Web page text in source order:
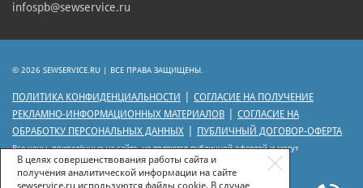
infospb@sewservice.ru
© 2026 SEWSERVICE.RU | ВСЕ ПРАВА ЗАЩИЩЕНЫ.
ПОЛИТИКА КОНФИДЕНЦИАЛЬНОСТИ
СОГЛАСИЕ НА ПОЛУЧЕНИЕ
РЕКЛАМНО-ИНФОРМАЦИОННЫХ МАТЕРИАЛОВ
СОГЛАСИЕ НА
ОБРАБОТКУ ПЕРСОНАЛЬНЫХ ДАННЫХ
ПУБЛИЧНЫЙ ДОГОВОР-ОФЕРТА
Все цены, приведённые на сайте, не являются публичной офертой и могут
отличаться от цен действующего прейскуранта.
В целях совершенствования работы сайта и
получения аналитической информации на сайте
sewservice.ru используются файлы cookie. В случае